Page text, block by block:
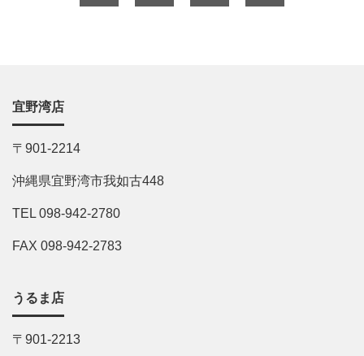
宜野湾店
〒901-2214
沖縄県宜野湾市我如古448
TEL 098-942-2780
FAX 098-942-2783
うるま店
〒901-2213